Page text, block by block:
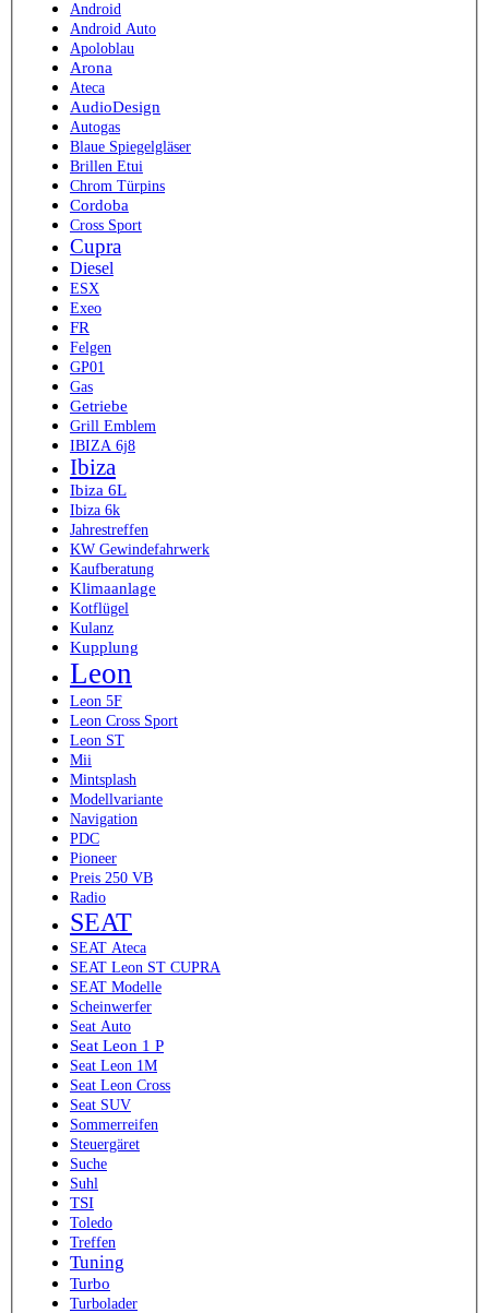
Android
Android Auto
Apoloblau
Arona
Ateca
AudioDesign
Autogas
Blaue Spiegelgläser
Brillen Etui
Chrom Türpins
Cordoba
Cross Sport
Cupra
Diesel
ESX
Exeo
FR
Felgen
GP01
Gas
Getriebe
Grill Emblem
IBIZA 6j8
Ibiza
Ibiza 6L
Ibiza 6k
Jahrestreffen
KW Gewindefahrwerk
Kaufberatung
Klimaanlage
Kotflügel
Kulanz
Kupplung
Leon
Leon 5F
Leon Cross Sport
Leon ST
Mii
Mintsplash
Modellvariante
Navigation
PDC
Pioneer
Preis 250 VB
Radio
SEAT
SEAT Ateca
SEAT Leon ST CUPRA
SEAT Modelle
Scheinwerfer
Seat Auto
Seat Leon 1 P
Seat Leon 1M
Seat Leon Cross
Seat SUV
Sommerreifen
Steuergäret
Suche
Suhl
TSI
Toledo
Treffen
Tuning
Turbo
Turbolader